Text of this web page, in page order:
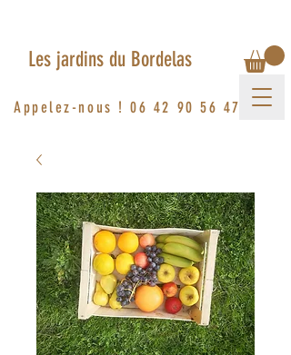
Les jardins du Bordelas
Appelez-nous !06 42 90 56 47